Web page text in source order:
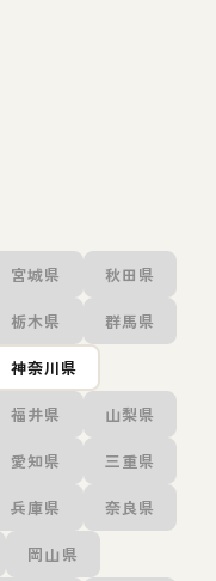
宮城県 秋田県
栃木県 群馬県
神奈川県
福井県 山梨県
愛知県 三重県
兵庫県 奈良県
岡山県